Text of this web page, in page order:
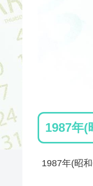
1987年(
1987年(昭